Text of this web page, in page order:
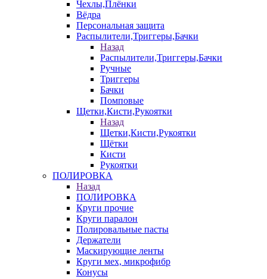
Чехлы,Плёнки
Вёдра
Персональная защита
Распылители,Триггеры,Бачки
Назад
Распылители,Триггеры,Бачки
Ручные
Триггеры
Бачки
Помповые
Щетки,Кисти,Рукоятки
Назад
Щетки,Кисти,Рукоятки
Щётки
Кисти
Рукоятки
ПОЛИРОВКА
Назад
ПОЛИРОВКА
Круги прочие
Круги паралон
Полировальные пасты
Держатели
Маскирующие ленты
Круги мех, микрофибр
Конусы